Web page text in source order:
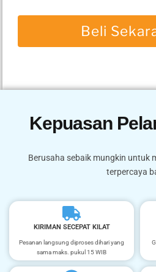
Beli
Kepuasan
Berusaha sebaik mungkin untuk
terpercaya
KIRIMAN SECEPAT KILAT
Pesanan langsung diproses dihari yang
sama maks. pukul 15 WIB